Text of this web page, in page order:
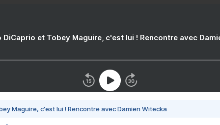
DiCaprio et Tobey Maguire, c'est lui ! Rencontre avec
Maguire, c'est lui ! Rencontre avec Damien Witecka